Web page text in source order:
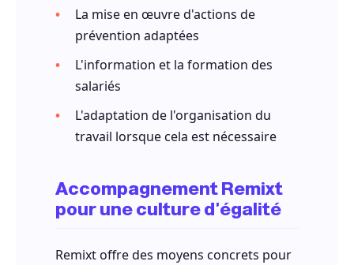
La mise en œuvre d'actions de
prévention adaptées
L'information et la formation des
salariés
L'adaptation de l'organisation du
travail lorsque cela est nécessaire
Accompagnement Remixt
pour une culture d'égalité
Remixt offre des moyens concrets pour